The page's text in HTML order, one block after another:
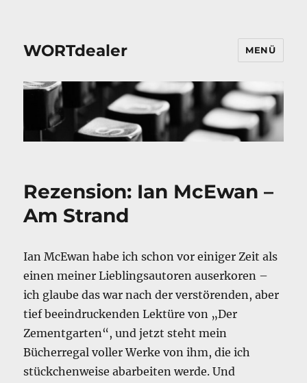
WORTdealer MENÜ
Rezension: Ian McEwan –
Am Strand
Ian McEwan habe ich schon vor einiger Zeit als
einen meiner Lieblingsautoren auserkoren –
ich glaube das war nach der verstörenden, aber
tief beeindruckenden Lektüre von „Der
Zementgarten“, und jetzt steht mein
Bücherregal voller Werke von ihm, die ich
stückchenweise abarbeiten werde. Und